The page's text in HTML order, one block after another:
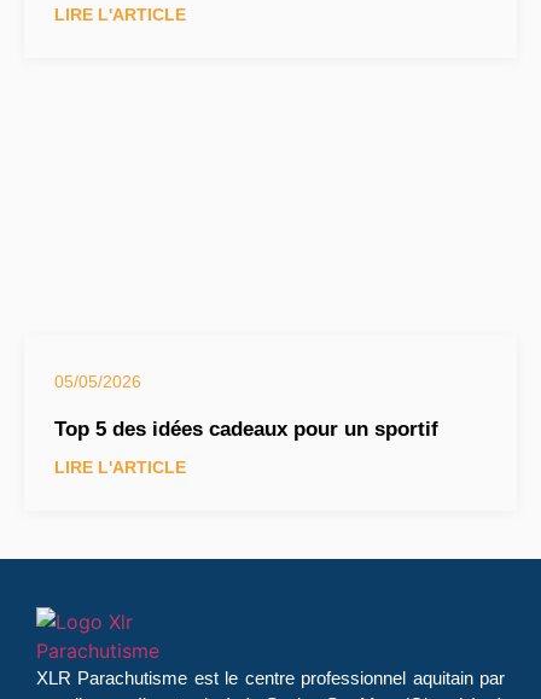
LIRE L'ARTICLE
05/05/2026
Top 5 des idées cadeaux pour un sportif
LIRE L'ARTICLE
XLR Parachutisme est le centre professionnel aquitain par